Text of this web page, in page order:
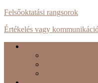
Felsőoktatási rangsorok
Értékelés vagy